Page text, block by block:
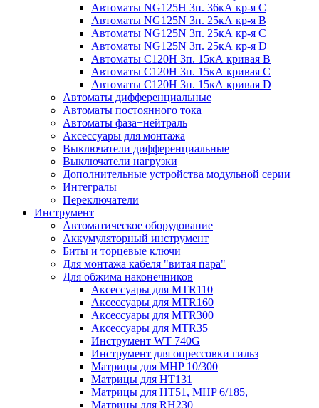
Автоматы NG125H 3п. 36кА кр-я C
Автоматы NG125N 3п. 25кА кр-я B
Автоматы NG125N 3п. 25кА кр-я C
Автоматы NG125N 3п. 25кА кр-я D
Автоматы С120Н 3п. 15кА кривая B
Автоматы С120Н 3п. 15кА кривая C
Автоматы С120Н 3п. 15кА кривая D
Автоматы дифференциальные
Автоматы постоянного тока
Автоматы фаза+нейтраль
Аксессуары для монтажа
Выключатели дифференциальные
Выключатели нагрузки
Дополнительные устройства модульной серии
Интегралы
Переключатели
Инструмент
Автоматическое оборудование
Аккумуляторный инструмент
Биты и торцевые ключи
Для монтажа кабеля "витая пара"
Для обжима наконечников
Аксессуары для MTR110
Аксессуары для MTR160
Аксессуары для MTR300
Аксессуары для MTR35
Инструмент WT 740G
Инструмент для опрессовки гильз
Матрицы для MHP 10/300
Матрицы для НТ131
Матрицы для НТ51, MHP 6/185,
Матрицы для RH230